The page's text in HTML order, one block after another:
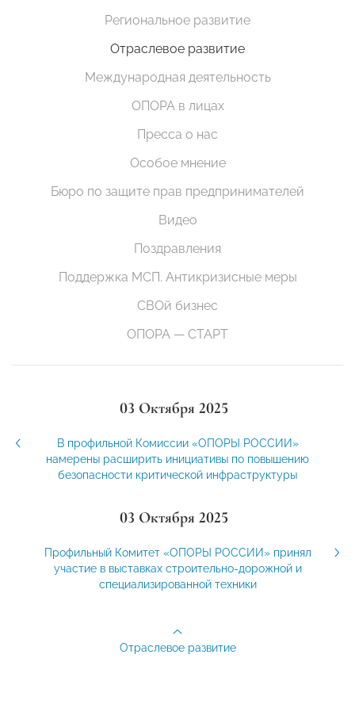
Региональное развитие
Отраслевое развитие
Международная деятельность
ОПОРА в лицах
Пресса о нас
Особое мнение
Бюро по защите прав предпринимателей
Видео
Поздравления
Поддержка МСП. Антикризисные меры
СВОй бизнес
ОПОРА — СТАРТ
03 Октября 2025
В профильной Комиссии «ОПОРЫ РОССИИ»
намерены расширить инициативы по повышению
безопасности критической инфраструктуры
03 Октября 2025
Профильный Комитет «ОПОРЫ РОССИИ» принял
участие в выставках строительно-дорожной и
специализированной техники
Отраслевое развитие